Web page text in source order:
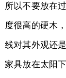
所以不要放在
度很高的硬木
线对其外观还
家具放在太阳